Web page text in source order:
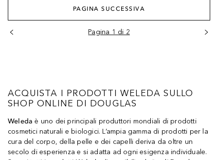
PAGINA SUCCESSIVA
Pagina 1 di 2
ACQUISTA I PRODOTTI WELEDA SULLO
SHOP ONLINE DI DOUGLAS
Weleda è uno dei principali produttori mondiali di prodotti
cosmetici naturali e biologici. L’ampia gamma di prodotti per la
cura del corpo, della pelle e dei capelli deriva da oltre un
secolo di esperienza e si adatta ad ogni esigenza individuale.